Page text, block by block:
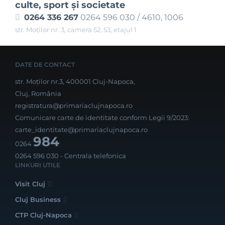
culte, sport şi societate
0264 336 267 0264 596 030 / 4610, 1006
str. Moților nr. 3, camera 52, 53, etajul 1
DATE DE CONTACT
str. Moților nr.3, 400001 Cluj-Napoca,
Cluj, România
registratura@primariaclujnapoca.ro
Comunicare carte de identitate conform Legii 9/2023:
carte_identitate@primariaclujnapoca.ro
0264984
0264 596 030 - Centrala telefonica
LINKURI UTILE
Visit Cluj
Cluj Business
CTP Cluj-Napoca